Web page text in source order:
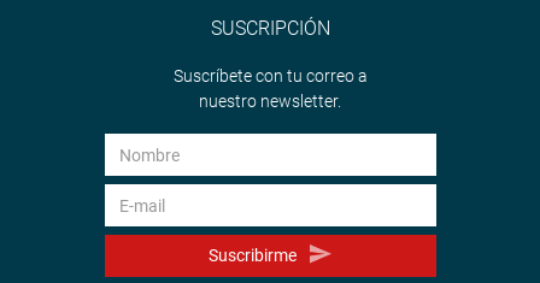
SUSCRIPCIÓN
Suscríbete con tu correo a
nuestro newsletter.
Suscribirme